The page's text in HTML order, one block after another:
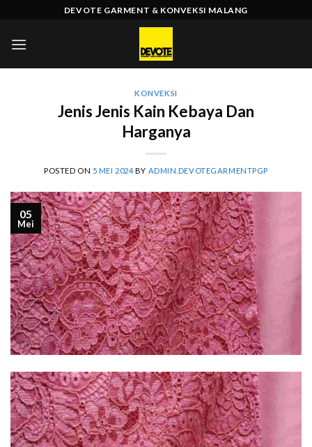
content
DEVOTE GARMENT & KONVEKSI MALANG
KONVEKSI
Jenis Jenis Kain Kebaya Dan
Harganya
POSTED ON 5 MEI 2024 BY ADMIN.DEVOTEGARMENTPGP
05
Mei